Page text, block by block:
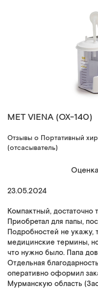
MET VIENA (ОХ-140)
Отзывы о Портативный
(отсасыватель)
23.05.2024
Компактный, достаточно
Приобретал для папы,
Подробностей не укажу,
медицинские термины,
что нужно было. Папа
Отдельная
оперативно оформил
Мурманскую область